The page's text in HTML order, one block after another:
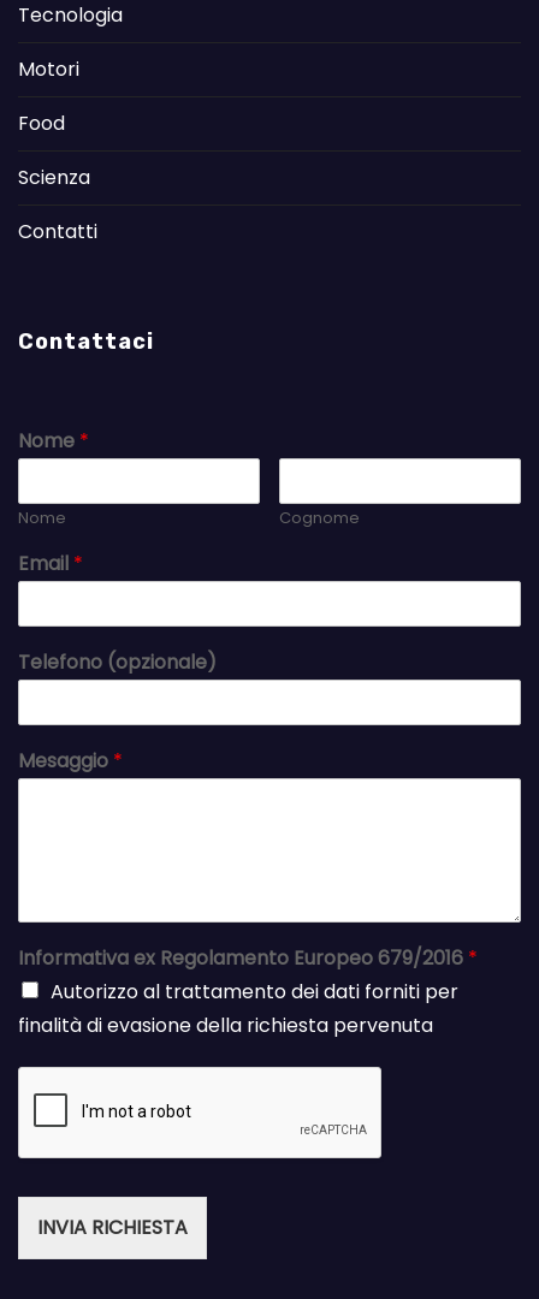
Tecnologia
Motori
Food
Scienza
Contatti
Contattaci
Nome *
Nome Cognome
Email *
Telefono (opzionale)
Mesaggio *
Informativa ex Regolamento Europeo 679/2016 *
Autorizzo al trattamento dei dati forniti per
finalità di evasione della richiesta pervenuta
INVIA RICHIESTA